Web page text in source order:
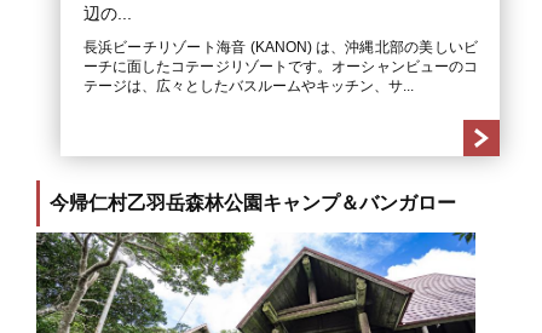
辺の...
長浜ビーチリゾート海音 (KANON) は、沖縄北部の美しいビ
ーチに面したコテージリゾートです。オーシャンビューのコ
テージは、広々としたバスルームやキッチン、サ...
今帰仁村乙羽岳森林公園キャンプ＆バンガロー